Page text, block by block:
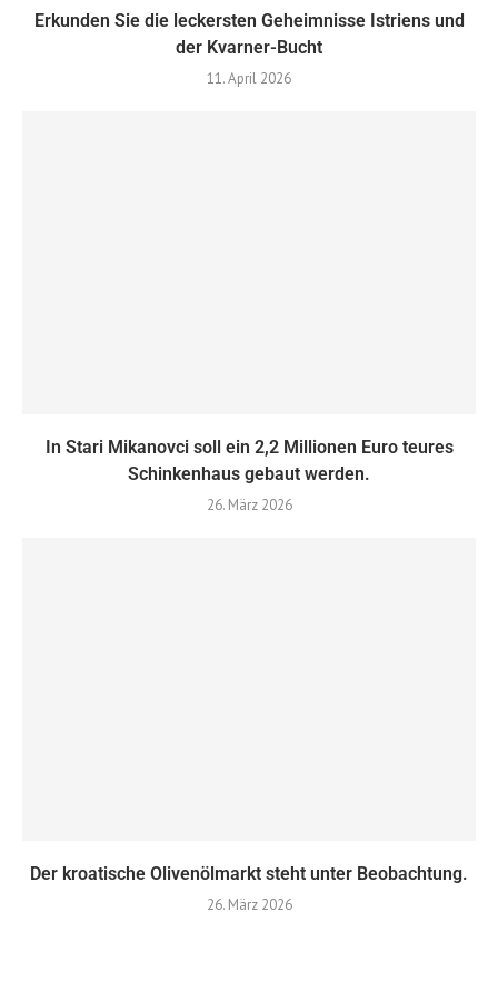
Erkunden Sie die leckersten Geheimnisse Istriens und
der Kvarner-Bucht
11. April 2026
In Stari Mikanovci soll ein 2,2 Millionen Euro teures
Schinkenhaus gebaut werden.
26. März 2026
Der kroatische Olivenölmarkt steht unter Beobachtung.
26. März 2026